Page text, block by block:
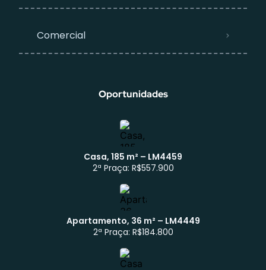
Comercial
Oportunidades
Casa, 185 m² – LM4459
2ª Praça: R$557.900
Apartamento, 36 m² – LM4449
2ª Praça: R$184.800
Atendimento WhatsApp